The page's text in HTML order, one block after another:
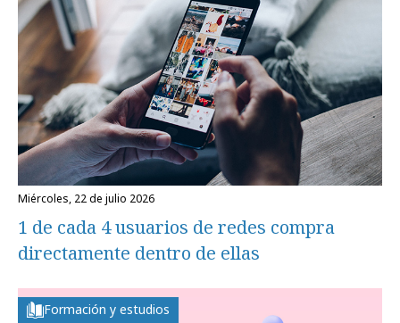
miércoles, 22 de julio 2026
1 de cada 4 usuarios de redes compra
directamente dentro de ellas
Formación y estudios